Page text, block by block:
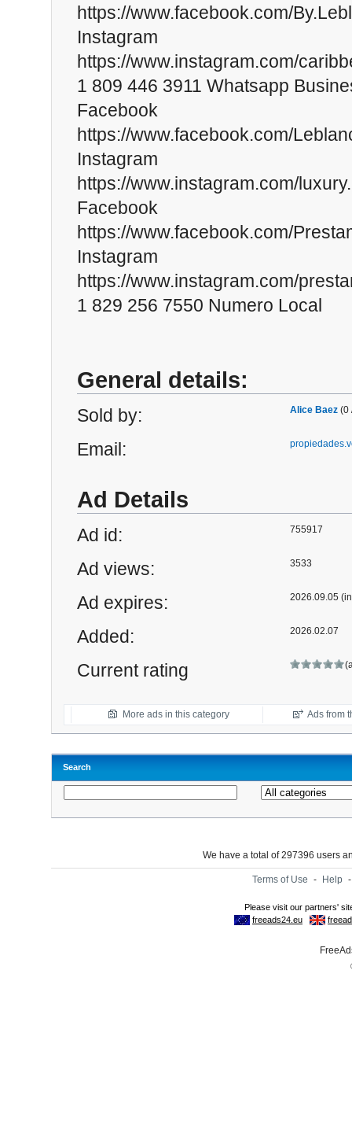
https://www.facebook.com/
Instagram
https://www.instagram.com/
1 809 446 3911 Whatsapp
Facebook
https://www.facebook.com/
Instagram
https://www.instagram.com/
Facebook
https://www.facebook.com/
Instagram
https://www.instagram.com/
1 829 256 7550 Numero Local
General details:
Sold by: Alice Baez (0
Email:
Ad Details
Ad id: 755917
Ad views: 3533
Ad expires: 2026.09.05
Added: 2026.02.07
Current rating
More ads in this category Ads from
Search
We have a total of 297396 users
Terms of Use - Help